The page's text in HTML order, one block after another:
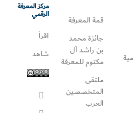
قمة المعرفة
جائزة محمد
بن راشد آل
مكتوم للمعرفة
ملتقى
المتخصصين
العرب
مركز المعرفة
الرقمي
اقرأ
شاهد